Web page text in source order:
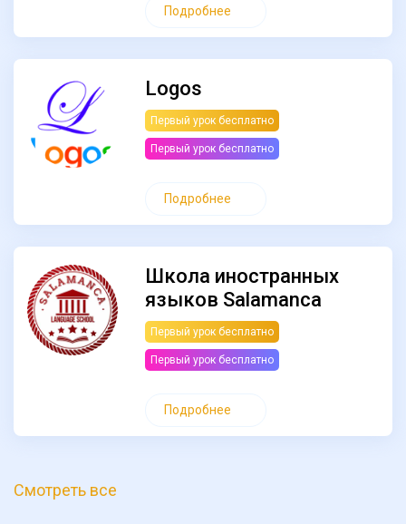
Подробнее
Logos
Первый урок бесплатно
Первый урок бесплатно
Подробнее
Школа иностранных
языков Salamanca
Первый урок бесплатно
Первый урок бесплатно
Подробнее
Смотреть все